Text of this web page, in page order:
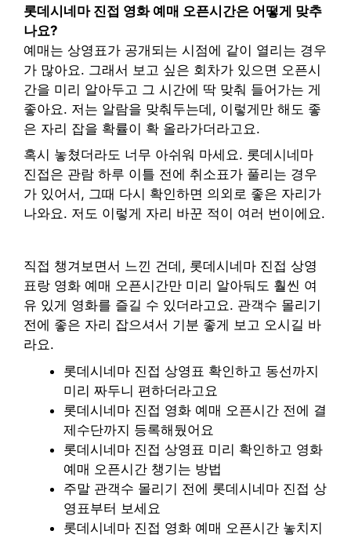
롯데시네마 진접 영화 예매 오픈시간은 어떻게 맞추
나요?
예매는 상영표가 공개되는 시점에 같이 열리는 경우
가 많아요. 그래서 보고 싶은 회차가 있으면 오픈시
간을 미리 알아두고 그 시간에 딱 맞춰 들어가는 게
좋아요. 저는 알람을 맞춰두는데, 이렇게만 해도 좋
은 자리 잡을 확률이 확 올라가더라고요.
혹시 놓쳤더라도 너무 아쉬워 마세요. 롯데시네마
진접은 관람 하루 이틀 전에 취소표가 풀리는 경우
가 있어서, 그때 다시 확인하면 의외로 좋은 자리가
나와요. 저도 이렇게 자리 바꾼 적이 여러 번이에요.
직접 챙겨보면서 느낀 건데, 롯데시네마 진접 상영
표랑 영화 예매 오픈시간만 미리 알아둬도 훨씬 여
유 있게 영화를 즐길 수 있더라고요. 관객수 몰리기
전에 좋은 자리 잡으셔서 기분 좋게 보고 오시길 바
라요.
롯데시네마 진접 상영표 확인하고 동선까지
미리 짜두니 편하더라고요
롯데시네마 진접 영화 예매 오픈시간 전에 결
제수단까지 등록해뒀어요
롯데시네마 진접 상영표 미리 확인하고 영화
예매 오픈시간 챙기는 방법
주말 관객수 몰리기 전에 롯데시네마 진접 상
영표부터 보세요
롯데시네마 진접 영화 예매 오픈시간 놓치지